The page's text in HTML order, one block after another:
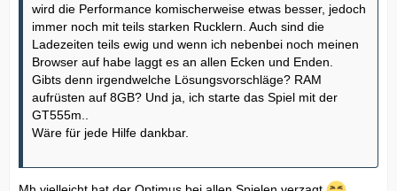
wird die Performance komischerweise etwas besser, jedoch
immer noch mit teils starken Rucklern. Auch sind die
Ladezeiten teils ewig und wenn ich nebenbei noch meinen
Browser auf habe laggt es an allen Ecken und Enden.
Gibts denn irgendwelche Lösungsvorschläge? RAM
aufrüsten auf 8GB? Und ja, ich starte das Spiel mit der
GT555m..
Wäre für jede Hilfe dankbar.